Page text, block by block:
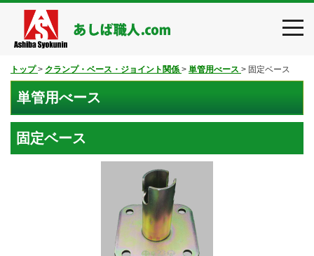
トップ > クランプ・ベース・ジョイント関係 > 単管用べース > 固定ベース
単管用べース
固定ベース